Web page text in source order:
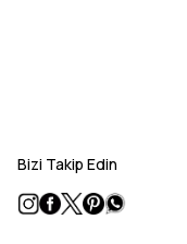
Bizi Takip Edin